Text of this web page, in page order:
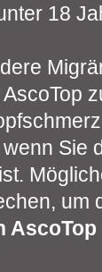
18
Sie
um